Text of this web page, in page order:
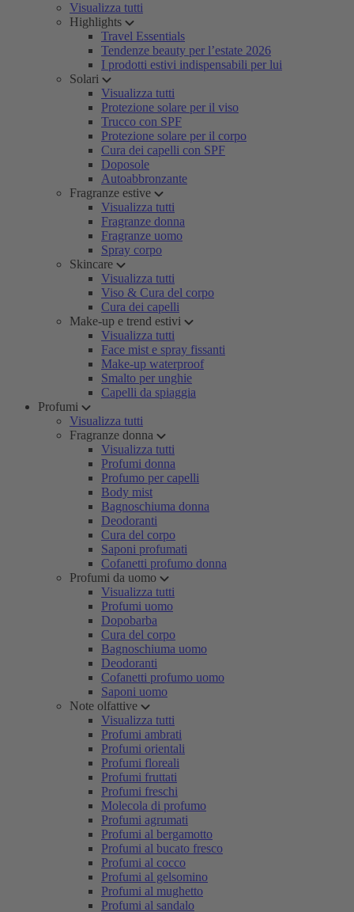
Visualizza tutti
Highlights
Travel Essentials
Tendenze beauty per l’estate 2026
I prodotti estivi indispensabili per lui
Solari
Visualizza tutti
Protezione solare per il viso
Trucco con SPF
Protezione solare per il corpo
Cura dei capelli con SPF
Doposole
Autoabbronzante
Fragranze estive
Visualizza tutti
Fragranze donna
Fragranze uomo
Spray corpo
Skincare
Visualizza tutti
Viso & Cura del corpo
Cura dei capelli
Make-up e trend estivi
Visualizza tutti
Face mist e spray fissanti
Make-up waterproof
Smalto per unghie
Capelli da spiaggia
Profumi
Visualizza tutti
Fragranze donna
Visualizza tutti
Profumi donna
Profumo per capelli
Body mist
Bagnoschiuma donna
Deodoranti
Cura del corpo
Saponi profumati
Cofanetti profumo donna
Profumi da uomo
Visualizza tutti
Profumi uomo
Dopobarba
Cura del corpo
Bagnoschiuma uomo
Deodoranti
Cofanetti profumo uomo
Saponi uomo
Note olfattive
Visualizza tutti
Profumi ambrati
Profumi orientali
Profumi floreali
Profumi fruttati
Profumi freschi
Molecola di profumo
Profumi agrumati
Profumi al bergamotto
Profumi al bucato fresco
Profumi al cocco
Profumi al gelsomino
Profumi al mughetto
Profumi al sandalo